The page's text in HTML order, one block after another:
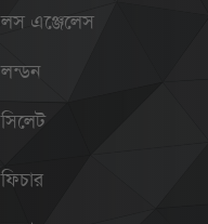
লস এঞ্জেলেস
লন্ডন
সিলেট
ফিচার